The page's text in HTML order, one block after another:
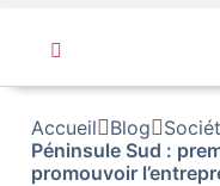
Accueil Blog
Péninsule Sud :
promouvoir